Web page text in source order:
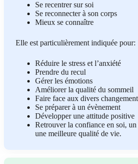
Se recentrer sur soi
Se reconnecter à son corps
Mieux se connaître
Elle est particulièrement indiquée pour:
Réduire le stress et l’anxiété
Prendre du recul
Gérer les émotions
Améliorer la qualité du sommeil
Faire face aux divers
Se préparer à un évènement
Développer une attitude positive
Retrouver la confiance en soi,
une meilleure qualité de vie.